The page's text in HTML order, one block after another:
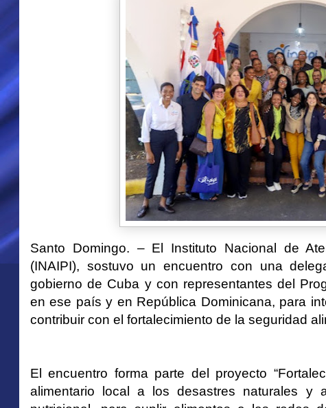
Santo Domingo. – El Instituto Nacional de
(INAIPI), sostuvo un encuentro con una
gobierno de Cuba y con representantes del
en ese país y en República Dominicana, para
contribuir con el fortalecimiento de la seguridad
El encuentro forma parte del proyecto
alimentario local a los desastres naturales y